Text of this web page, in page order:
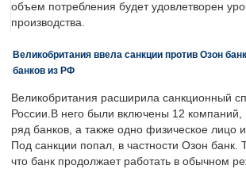
объем потребления будет удовлетворен
производства.
Великобритания ввела санкции против Озон
банков из РФ
Великобритания расширила санкционный
России.В него были включены 12 компаний,
ряд банков, а также одно физическое лицо
Под санкции попал, в частности Озон банк.
что банк продолжает работать в обычном